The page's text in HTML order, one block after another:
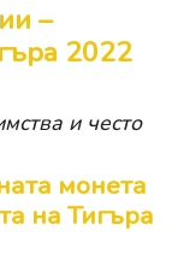
–
2022
и често
монета
на Тигъра